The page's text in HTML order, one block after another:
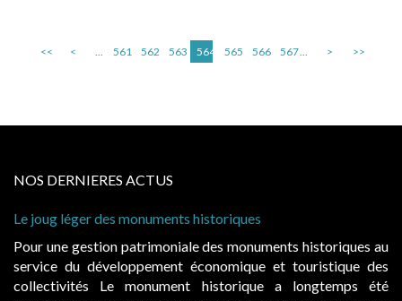
<< < ... 561 562 563 564 565 566 567... > >>
NOS DERNIERES ACTUS
des monuments historiques
patrimoniale des monuments historiques au
développement économique et touristique des
Le monument historique a longtemps été
Evocatrices
également